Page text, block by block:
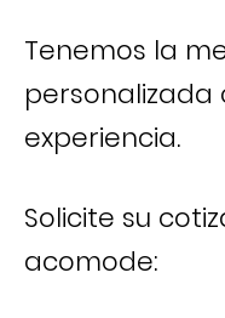
Tenemos la
personalizada
experiencia.
Solicite su
acomode: